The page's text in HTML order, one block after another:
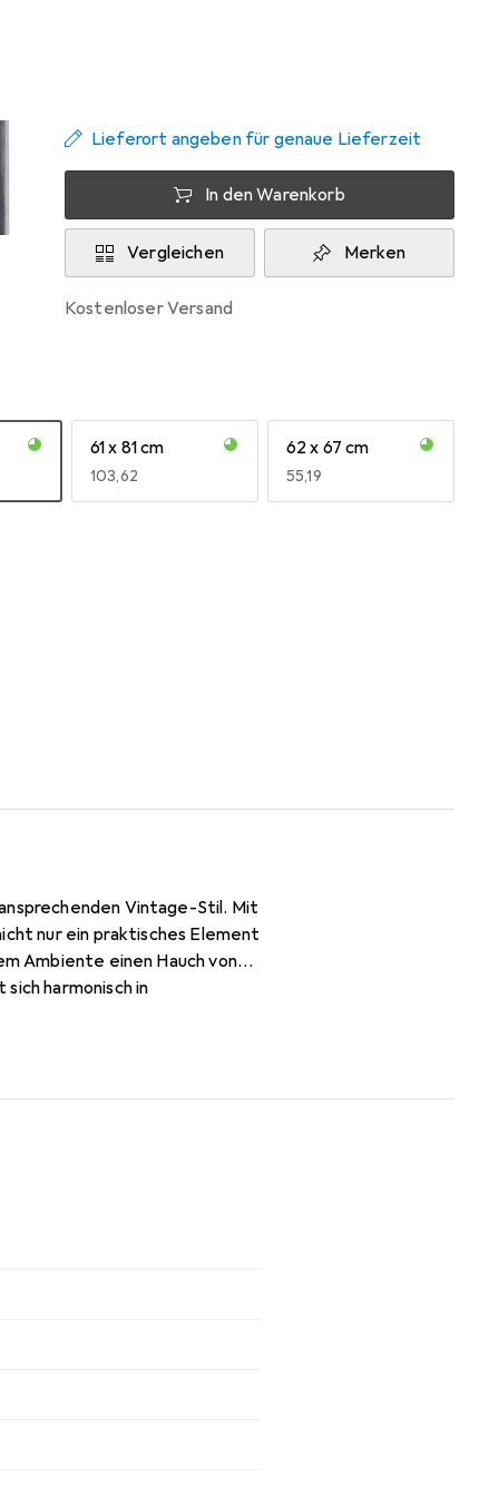
Lieferort angeben für genaue Lieferzeit
In den Warenkorb
Vergleichen Merken
kostenloser Versand
61 x 81 cm
EUR
103,62
62 x 67 cm
EUR
55,19
Vintage-Stil. Mit
nur ein praktisches Element
Ambiente einen Hauch von
harmonisch in
vielseitig einsetzbar und